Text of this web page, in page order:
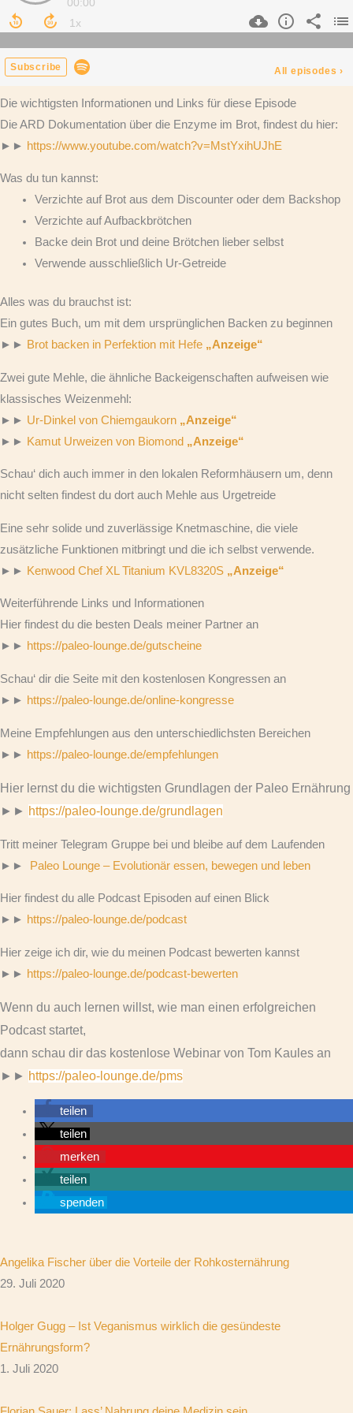
Die wichtigsten Informationen und Links für diese Episode
Die ARD Dokumentation über die Enzyme im Brot, findest du hier:
►► https://www.youtube.com/watch?v=MstYxihUJhE
Was du tun kannst:
Verzichte auf Brot aus dem Discounter oder dem Backshop
Verzichte auf Aufbackbrötchen
Backe dein Brot und deine Brötchen lieber selbst
Verwende ausschließlich Ur-Getreide
Alles was du brauchst ist:
Ein gutes Buch, um mit dem ursprünglichen Backen zu beginnen
►► Brot backen in Perfektion mit Hefe „Anzeige“
Zwei gute Mehle, die ähnliche Backeigenschaften aufweisen wie
klassisches Weizenmehl:
►► Ur-Dinkel von Chiemgaukorn „Anzeige“
►► Kamut Urweizen von Biomond „Anzeige“
Schau‘ dich auch immer in den lokalen Reformhäusern um, denn
nicht selten findest du dort auch Mehle aus Urgetreide
Eine sehr solide und zuverlässige Knetmaschine, die viele
zusätzliche Funktionen mitbringt und die ich selbst verwende.
►► Kenwood Chef XL Titanium KVL8320S „Anzeige“
Weiterführende Links und Informationen
Hier findest du die besten Deals meiner Partner an
►► https://paleo-lounge.de/gutscheine
Schau‘ dir die Seite mit den kostenlosen Kongressen an
►► https://paleo-lounge.de/online-kongresse
Meine Empfehlungen aus den unterschiedlichsten Bereichen
►► https://paleo-lounge.de/empfehlungen
Hier lernst du die wichtigsten Grundlagen der Paleo Ernährung
►► https://paleo-lounge.de/grundlagen
Tritt meiner Telegram Gruppe bei und bleibe auf dem Laufenden
►►
Paleo Lounge – Evolutionär essen, bewegen und leben
Hier findest du alle Podcast Episoden auf einen Blick
►► https://paleo-lounge.de/podcast
Hier zeige ich dir, wie du meinen Podcast bewerten kannst
►► https://paleo-lounge.de/podcast-bewerten
Wenn du auch lernen willst, wie man einen erfolgreichen
Podcast startet,
dann schau dir das kostenlose Webinar von Tom Kaules an
►► https://paleo-lounge.de/pms
teilen
teilen
merken
teilen
spenden
Angelika Fischer über die Vorteile der Rohkosternährung
29. Juli 2020
Holger Gugg – Ist Veganismus wirklich die gesündeste
Ernährungsform?
1. Juli 2020